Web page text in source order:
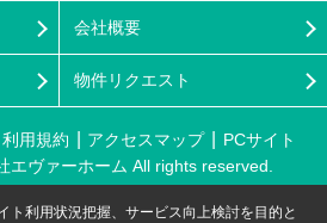
会社概要
物件リクエスト
利用規約 アクセスマップ
PCサイト
エヴァーホーム All rights reserved.
ト利用状況把握、サービス向上検討を目的と